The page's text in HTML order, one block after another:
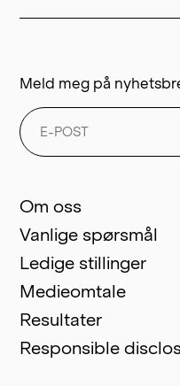
Om oss
Vanlige spørsmål
Ledige stillinger
Medieomtale
Resultater
Responsible
Meld meg på